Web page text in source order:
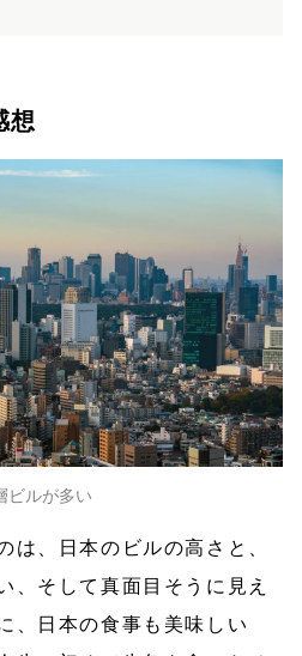
想
ビルが多い
は、日本のビルの高さと、
、そして真面目そうに見え
、日本の食事も美味しい